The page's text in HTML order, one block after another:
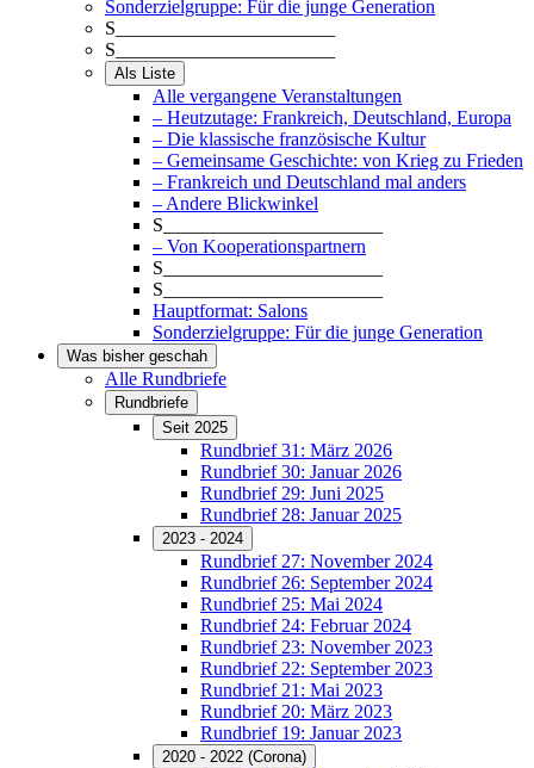
Sonderzielgruppe: Für die junge Generation
S_______________________
S_______________________
Als Liste
Alle vergangene Veranstaltungen
– Heutzutage: Frankreich, Deutschland, Europa
– Die klassische französische Kultur
– Gemeinsame Geschichte: von Krieg zu Frieden
– Frankreich und Deutschland mal anders
– Andere Blickwinkel
S_______________________
– Von Kooperationspartnern
S_______________________
S_______________________
Hauptformat: Salons
Sonderzielgruppe: Für die junge Generation
Was bisher geschah
Alle Rundbriefe
Rundbriefe
Seit 2025
Rundbrief 31: März 2026
Rundbrief 30: Januar 2026
Rundbrief 29: Juni 2025
Rundbrief 28: Januar 2025
2023 - 2024
Rundbrief 27: November 2024
Rundbrief 26: September 2024
Rundbrief 25: Mai 2024
Rundbrief 24: Februar 2024
Rundbrief 23: November 2023
Rundbrief 22: September 2023
Rundbrief 21: Mai 2023
Rundbrief 20: März 2023
Rundbrief 19: Januar 2023
2020 - 2022 (Corona)